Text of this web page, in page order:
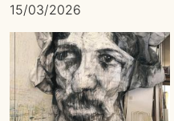
15/03/2026